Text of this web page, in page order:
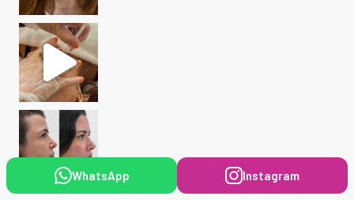
WhatsApp Instagram